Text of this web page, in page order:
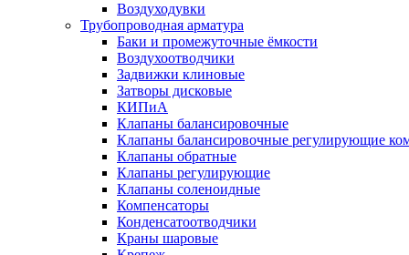
Воздуходувки
Трубопроводная арматура
Баки и промежуточные ёмкости
Воздухоотводчики
Задвижки клиновые
Затворы дисковые
КИПиА
Клапаны балансировочные
Клапаны балансировочные регулирующие
Клапаны обратные
Клапаны регулирующие
Клапаны соленоидные
Компенсаторы
Конденсатоотводчики
Краны шаровые